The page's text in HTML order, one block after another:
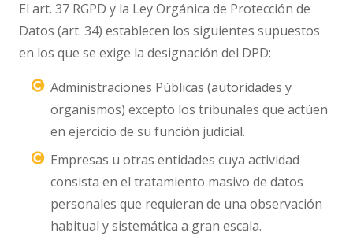
El art. 37 RGPD y la Ley Orgánica de Protección de
Datos (art. 34) establecen los siguientes supuestos
en los que se exige la designación del DPD:
Administraciones Públicas (autoridades y
organismos) excepto los tribunales que actúen
en ejercicio de su función judicial.
Empresas u otras entidades cuya actividad
consista en el tratamiento masivo de datos
personales que requieran de una observación
habitual y sistemática a gran escala.